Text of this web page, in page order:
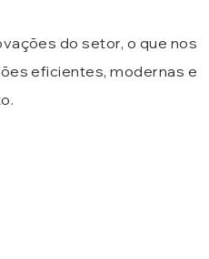
do setor, o que nos
eficientes, modernas e